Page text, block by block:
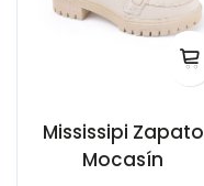
Mississipi Zapato
Mocasín